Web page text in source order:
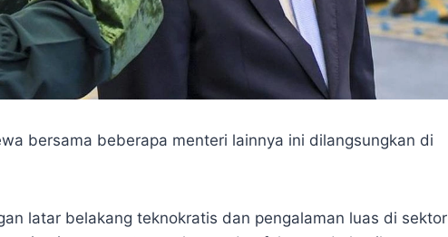
bersama beberapa menteri lainnya ini dilangsungkan di
latar belakang teknokratis dan pengalaman luas di sektor